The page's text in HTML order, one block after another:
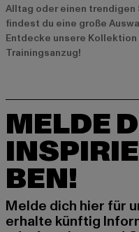
Alltag oder einen
findest du eine große
Entdecke unsere
Trainingsanzug!
MELDE
BEN!
Melde dich hier für
erhalte künftig